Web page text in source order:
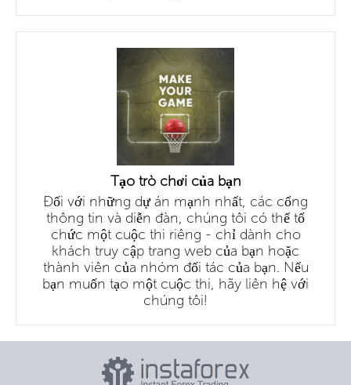
Tạo trò chơi của bạn
Đối với những dự án mạnh nhất, các cổng
thông tin và diễn đàn, chúng tôi có thể tổ
chức một cuộc thi riêng - chỉ dành cho
khách truy cập trang web của bạn hoặc
thành viên của nhóm đối tác của bạn. Nếu
bạn muốn tạo một cuộc thi, hãy liên hệ với
chúng tôi!